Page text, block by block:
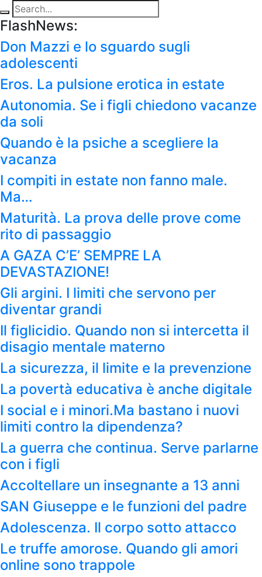
FlashNews:
Don Mazzi e lo sguardo sugli
adolescenti
Eros. La pulsione erotica in estate
Autonomia. Se i figli chiedono vacanze
da soli
Quando è la psiche a scegliere la
vacanza
I compiti in estate non fanno male.
Ma…
Maturità. La prova delle prove come
rito di passaggio
A GAZA C’E’ SEMPRE LA
DEVASTAZIONE!
Gli argini. I limiti che servono per
diventar grandi
Il figlicidio. Quando non si intercetta il
disagio mentale materno
La sicurezza, il limite e la prevenzione
La povertà educativa è anche digitale
I social e i minori.Ma bastano i nuovi
limiti contro la dipendenza?
La guerra che continua. Serve parlarne
con i figli
Accoltellare un insegnante a 13 anni
SAN Giuseppe e le funzioni del padre
Adolescenza. Il corpo sotto attacco
Le truffe amorose. Quando gli amori
online sono trappole